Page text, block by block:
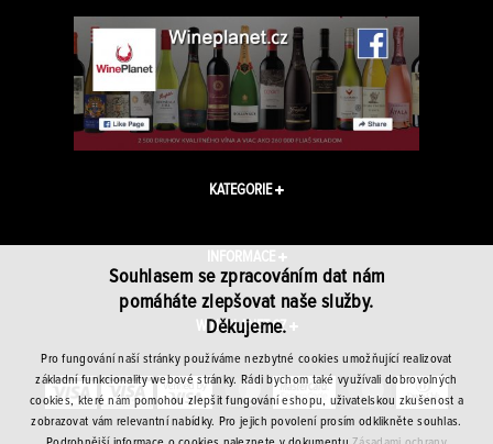
KATEGORIE
INFORMACE
WINEPLANET.CZ
Souhlasem se zpracováním dat nám
pomáháte zlepšovat naše služby.
Děkujeme.
Pro fungování naší stránky používáme nezbytné cookies umožňující realizovat
základní funkcionality webové stránky. Rádi bychom také využívali dobrovolných
cookies, které nám pomohou zlepšit fungování eshopu, uživatelskou zkušenost a
zobrazovat vám relevantní nabídky. Pro jejich povolení prosím odklikněte souhlas.